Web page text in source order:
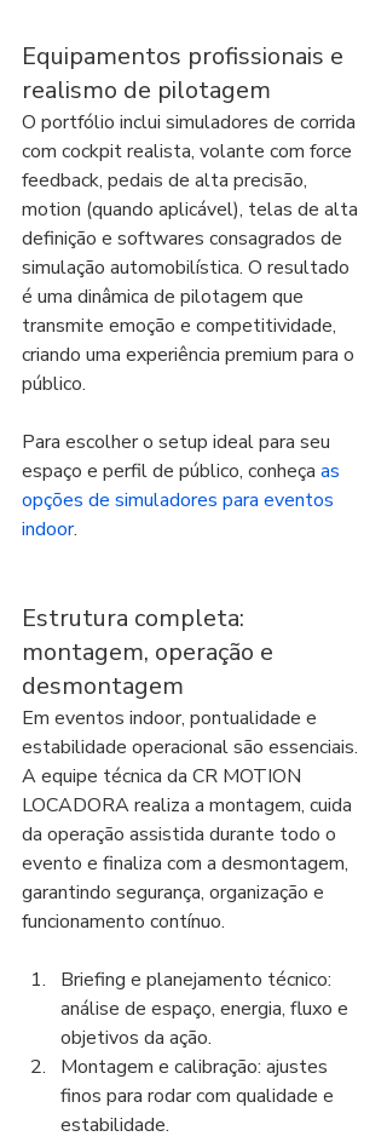
Equipamentos profissionais e
realismo de pilotagem
O portfólio inclui simuladores de corrida
com cockpit realista, volante com force
feedback, pedais de alta precisão,
motion (quando aplicável), telas de alta
definição e softwares consagrados de
simulação automobilística. O resultado
é uma dinâmica de pilotagem que
transmite emoção e competitividade,
criando uma experiência premium para o
público.
Para escolher o setup ideal para seu
espaço e perfil de público, conheça as
opções de simuladores para eventos
indoor.
Estrutura completa:
montagem, operação e
desmontagem
Em eventos indoor, pontualidade e
estabilidade operacional são essenciais.
A equipe técnica da CR MOTION
LOCADORA realiza a montagem, cuida
da operação assistida durante todo o
evento e finaliza com a desmontagem,
garantindo segurança, organização e
funcionamento contínuo.
Briefing e planejamento técnico:
análise de espaço, energia, fluxo e
objetivos da ação.
Montagem e calibração: ajustes
finos para rodar com qualidade e
estabilidade.